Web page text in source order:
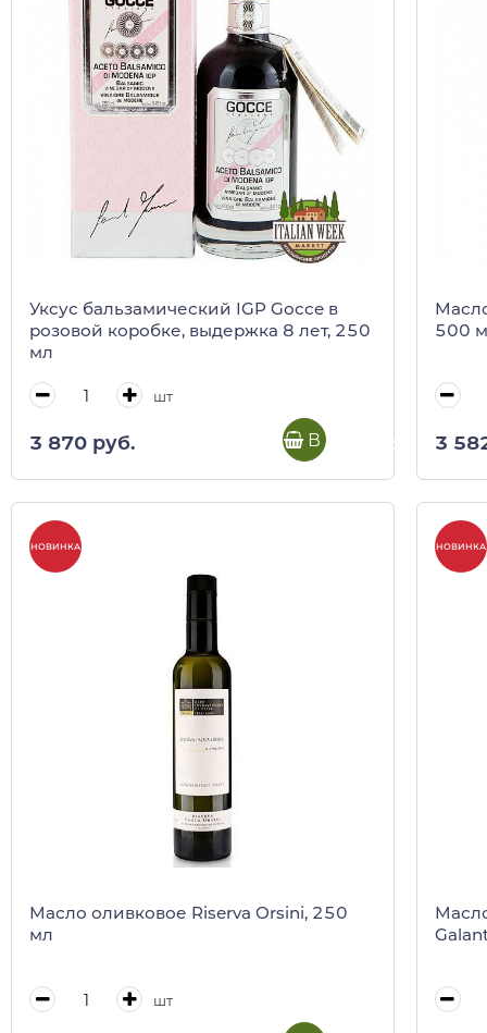
Уксус бальзамический IGP Gocce в
розовой коробке, выдержка 8 лет, 250
мл
шт
3 870 руб. В корзину
500
3
НОВИНКА
Масло оливковое Riserva Orsini, 250
мл
шт
НОВИНКА